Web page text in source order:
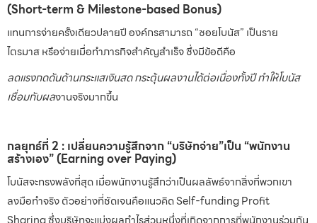
(Short-term & Milestone-based Bonus)
แทนการจ่ายครั้งเดียวปลายปี องค์กรสามารถ “ซอยโบนัส” เป็นราย
ไตรมาส หรือจ่ายเมื่อทำภารกิจสำคัญสำเร็จ ซึ่งมีข้อดีคือ
ลดแรงกดดันด้านกระแสเงินสด กระตุ้นผลงานได้ต่อเนื่องทั้งปี ทำให้โบนัส
เชื่อมกับผลงานจริงมากขึ้น
กลยุทธ์ที่ 2 : เปลี่ยนความรู้สึกจาก “บริษัทจ่าย”เป็น “พนักงาน
สร้างเอง” (Earning over Paying)
โบนัสจะทรงพลังที่สุด เมื่อพนักงานรู้สึกว่าเป็นผลลัพธ์จากสิ่งที่พวกเขา
ลงมือทำจริง ตัวอย่างที่ชัดเจนคือแนวคิด Self-funding Profit